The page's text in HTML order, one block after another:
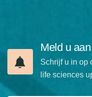
Meld u
Schrijf u in op
life sciences